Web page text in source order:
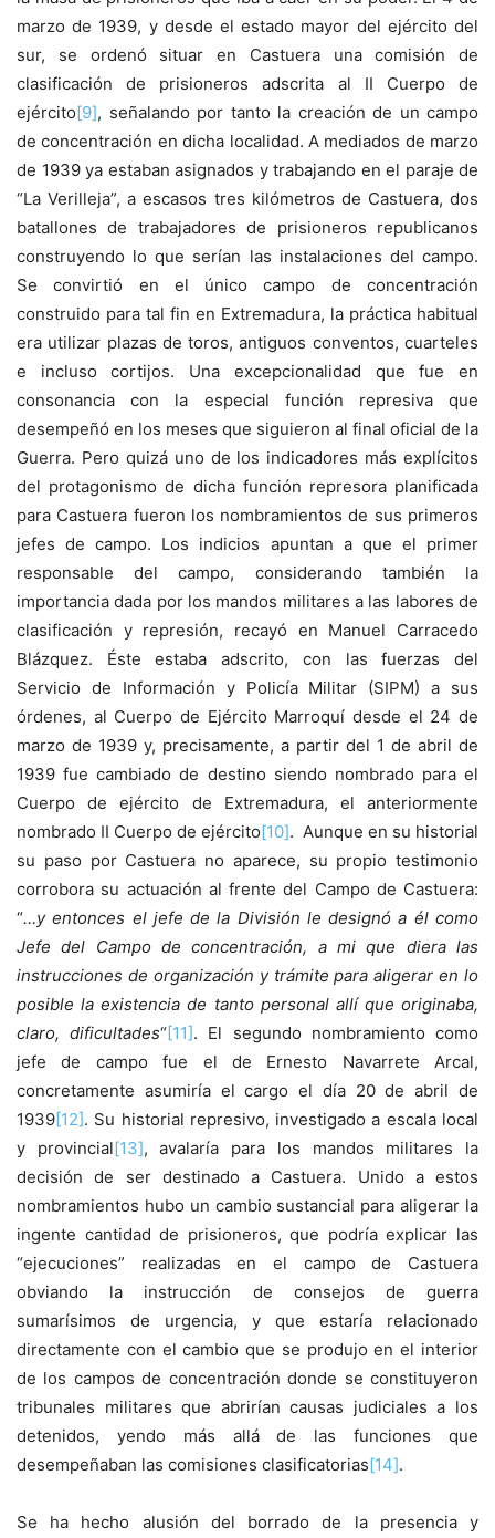
marzo de 1939, y desde el estado mayor del ejército del
sur, se ordenó situar en Castuera una comisión de
clasificación de prisioneros adscrita al II Cuerpo de
ejército[9], señalando por tanto la creación de un campo
de concentración en dicha localidad. A mediados de marzo
de 1939 ya estaban asignados y trabajando en el paraje de
“La Verilleja”, a escasos tres kilómetros de Castuera, dos
batallones de trabajadores de prisioneros republicanos
construyendo lo que serían las instalaciones del campo.
Se convirtió en el único campo de concentración
construido para tal fin en Extremadura, la práctica habitual
era utilizar plazas de toros, antiguos conventos, cuarteles
e incluso cortijos. Una excepcionalidad que fue en
consonancia con la especial función represiva que
desempeñó en los meses que siguieron al final oficial de la
Guerra. Pero quizá uno de los indicadores más explícitos
del protagonismo de dicha función represora planificada
para Castuera fueron los nombramientos de sus primeros
jefes de campo. Los indicios apuntan a que el primer
responsable del campo, considerando también la
importancia dada por los mandos militares a las labores de
clasificación y represión, recayó en Manuel Carracedo
Blázquez. Éste estaba adscrito, con las fuerzas del
Servicio de Información y Policía Militar (SIPM) a sus
órdenes, al Cuerpo de Ejército Marroquí desde el 24 de
marzo de 1939 y, precisamente, a partir del 1 de abril de
1939 fue cambiado de destino siendo nombrado para el
Cuerpo de ejército de Extremadura, el anteriormente
nombrado II Cuerpo de ejército[10]. Aunque en su historial
su paso por Castuera no aparece, su propio testimonio
corrobora su actuación al frente del Campo de Castuera:
“…y entonces el jefe de la División le designó a él como
Jefe del Campo de concentración, a mi que diera las
instrucciones de organización y trámite para aligerar en lo
posible la existencia de tanto personal allí que originaba,
claro, dificultades“[11]. El segundo nombramiento como
jefe de campo fue el de Ernesto Navarrete Arcal,
concretamente asumiría el cargo el día 20 de abril de
1939[12]. Su historial represivo, investigado a escala local
y provincial[13], avalaría para los mandos militares la
decisión de ser destinado a Castuera. Unido a estos
nombramientos hubo un cambio sustancial para aligerar la
ingente cantidad de prisioneros, que podría explicar las
“ejecuciones” realizadas en el campo de Castuera
obviando la instrucción de consejos de guerra
sumarísimos de urgencia, y que estaría relacionado
directamente con el cambio que se produjo en el interior
de los campos de concentración donde se constituyeron
tribunales militares que abrirían causas judiciales a los
detenidos, yendo más allá de las funciones que
desempeñaban las comisiones clasificatorias[14].
Se ha hecho alusión del borrado de la presencia y